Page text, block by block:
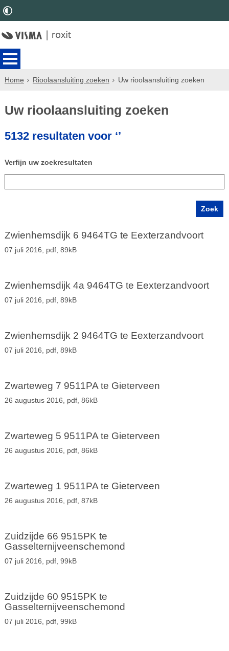
Home Rioolaansluiting zoeken Uw rioolaansluiting zoeken
Uw rioolaansluiting zoeken
5132 resultaten voor ‘’
Verfijn uw zoekresultaten
Zwienhemsdijk 6 9464TG te Eexterzandvoort
07 juli 2016, pdf, 89kB
Zwienhemsdijk 4a 9464TG te Eexterzandvoort
07 juli 2016, pdf, 89kB
Zwienhemsdijk 2 9464TG te Eexterzandvoort
07 juli 2016, pdf, 89kB
Zwarteweg 7 9511PA te Gieterveen
26 augustus 2016, pdf, 86kB
Zwarteweg 5 9511PA te Gieterveen
26 augustus 2016, pdf, 86kB
Zwarteweg 1 9511PA te Gieterveen
26 augustus 2016, pdf, 87kB
Zuidzijde 66 9515PK te
Gasselternijveenschemond
07 juli 2016, pdf, 99kB
Zuidzijde 60 9515PK te
Gasselternijveenschemond
07 juli 2016, pdf, 99kB